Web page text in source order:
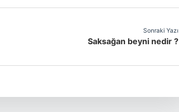
Sonraki Yazı
Saksağan beyni nedir ?